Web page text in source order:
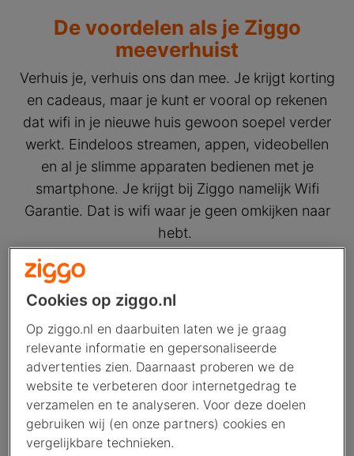
De voordelen als je Ziggo
meeverhuist
Verhuis je, verhuis ons dan mee. Je krijgt korting
en cadeaus, maar je kunt er vooral op rekenen
dat wifi in je nieuwe huis gewoon soepel verder
werkt. Eindeloos streamen, appen, videobellen
en al je slimme apparaten bedienen met je
smartphone. Je krijgt bij Ziggo namelijk Wifi
Garantie. Dat is wifi waar je geen omkijken naar
hebt.
Cookies op ziggo.nl
Op ziggo.nl en daarbuiten laten we je graag
relevante informatie en gepersonaliseerde
advertenties zien. Daarnaast proberen we de
website te verbeteren door internetgedrag te
verzamelen en te analyseren. Voor deze doelen
gebruiken wij (en onze partners) cookies en
vergelijkbare technieken.